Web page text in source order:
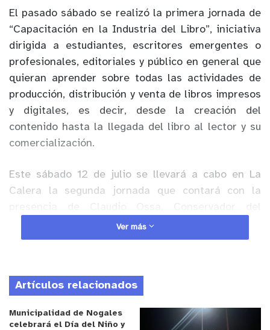
El pasado sábado se realizó la primera jornada de
“Capacitación en la Industria del Libro”, iniciativa
dirigida a estudiantes, escritores emergentes o
profesionales, editoriales y público en general que
quieran aprender sobre todas las actividades de
producción, distribución y venta de libros impresos
y digitales, es decir, desde la creación del
contenido hasta la llegada del libro al lector y su
comercialización.
Este sábado 12 de julio se llevará a cabo en La
Calera la segunda jornada que contará con la
registro de propiedad intelectual quien hablará del
“Derecho de Autor”; Felipe Benavides, productor
diseñador gráfico y escritor con el taller
instancia donde podrán conversar con los
Ver más
Artículos relacionados
Municipalidad de Nogales
celebrará el Día del Niño y